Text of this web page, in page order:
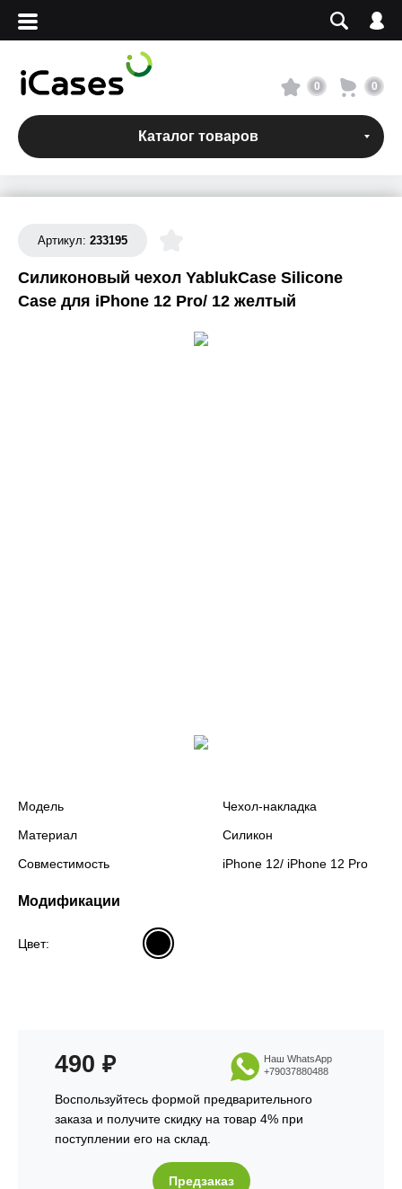
Вход
Сервисный центр
О магазине
Вакансии
0 0
Каталог товаров
Артикул: 233195
Силиконовый чехол YablukCase Silicone
Case для iPhone 12 Pro/ 12 желтый
Модель
Чехол-накладка
Материал
Силикон
Совместимость
iPhone 12/ iPhone 12 Pro
Модификации
Цвет:
490 ₽
Воспользуйтесь формой предварительного
заказа и получите скидку на товар 4% при
поступлении его на склад.
Наш WhatsApp
+79037880488
Предзаказ